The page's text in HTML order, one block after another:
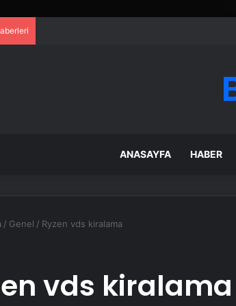
ANASAYFA HABER
/ Genel / Ryzen vds kiralama
vds kiralama